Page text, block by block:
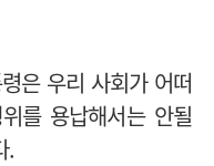
은 우리 사회가 어떠
를 용납해서는 안될
.